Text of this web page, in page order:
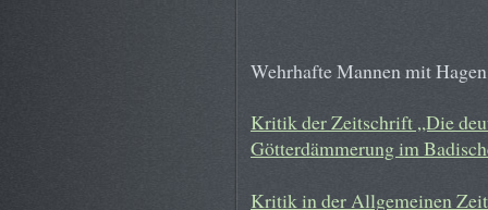
Wehrhafte Mannen mit
Kritik der Zeitschrift „Die
Götterdämmerung im
Kritik in der Allgemeinen